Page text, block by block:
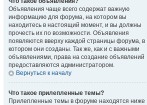
Объявления чаще всего содержат важную
информацию для форума, на котором вы
находитесь в настоящий момент, и вы должны
прочесть их по возможности. Объявления
появляются вверху каждой страницы форума, в
котором они созданы. Так же, как и с важными
объявлениями, права на создание объявлений
предоставляются администратором.
Вернуться к началу
Что такое прилепленные темы?
Прилепленные темы в форуме находятся ниже